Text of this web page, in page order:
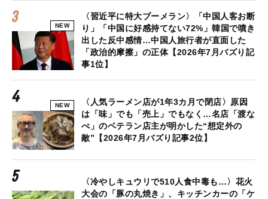
NEW
〈習近平に特大ブーメラン〉「中国人客お断
り」「中国に好感持てない72%」韓国で噴き
出した反中感情…中国人旅行者が直面した
「政治的摩擦」の正体【2026年7月バズり記
事1位】
NEW
〈人気ラーメン店が1年3カ月で閉店〉原因
は「味」でも「売上」でもなく…名店「渡な
べ」のベテラン店主が明かした“想定外の
敵”【2026年7月バズり記事2位】
〈冷やしキュウリで510人食中毒も…〉花火
大会の「豚の丸焼き」、キッチンカーの「ケ